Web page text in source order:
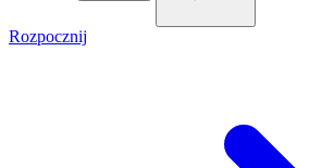
Rozpocznij